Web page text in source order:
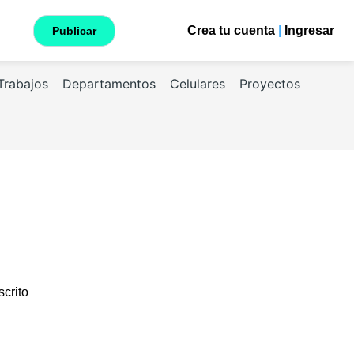
Publicar Crea tu cuenta| Ingresar
Departamentos Celulares Proyectos